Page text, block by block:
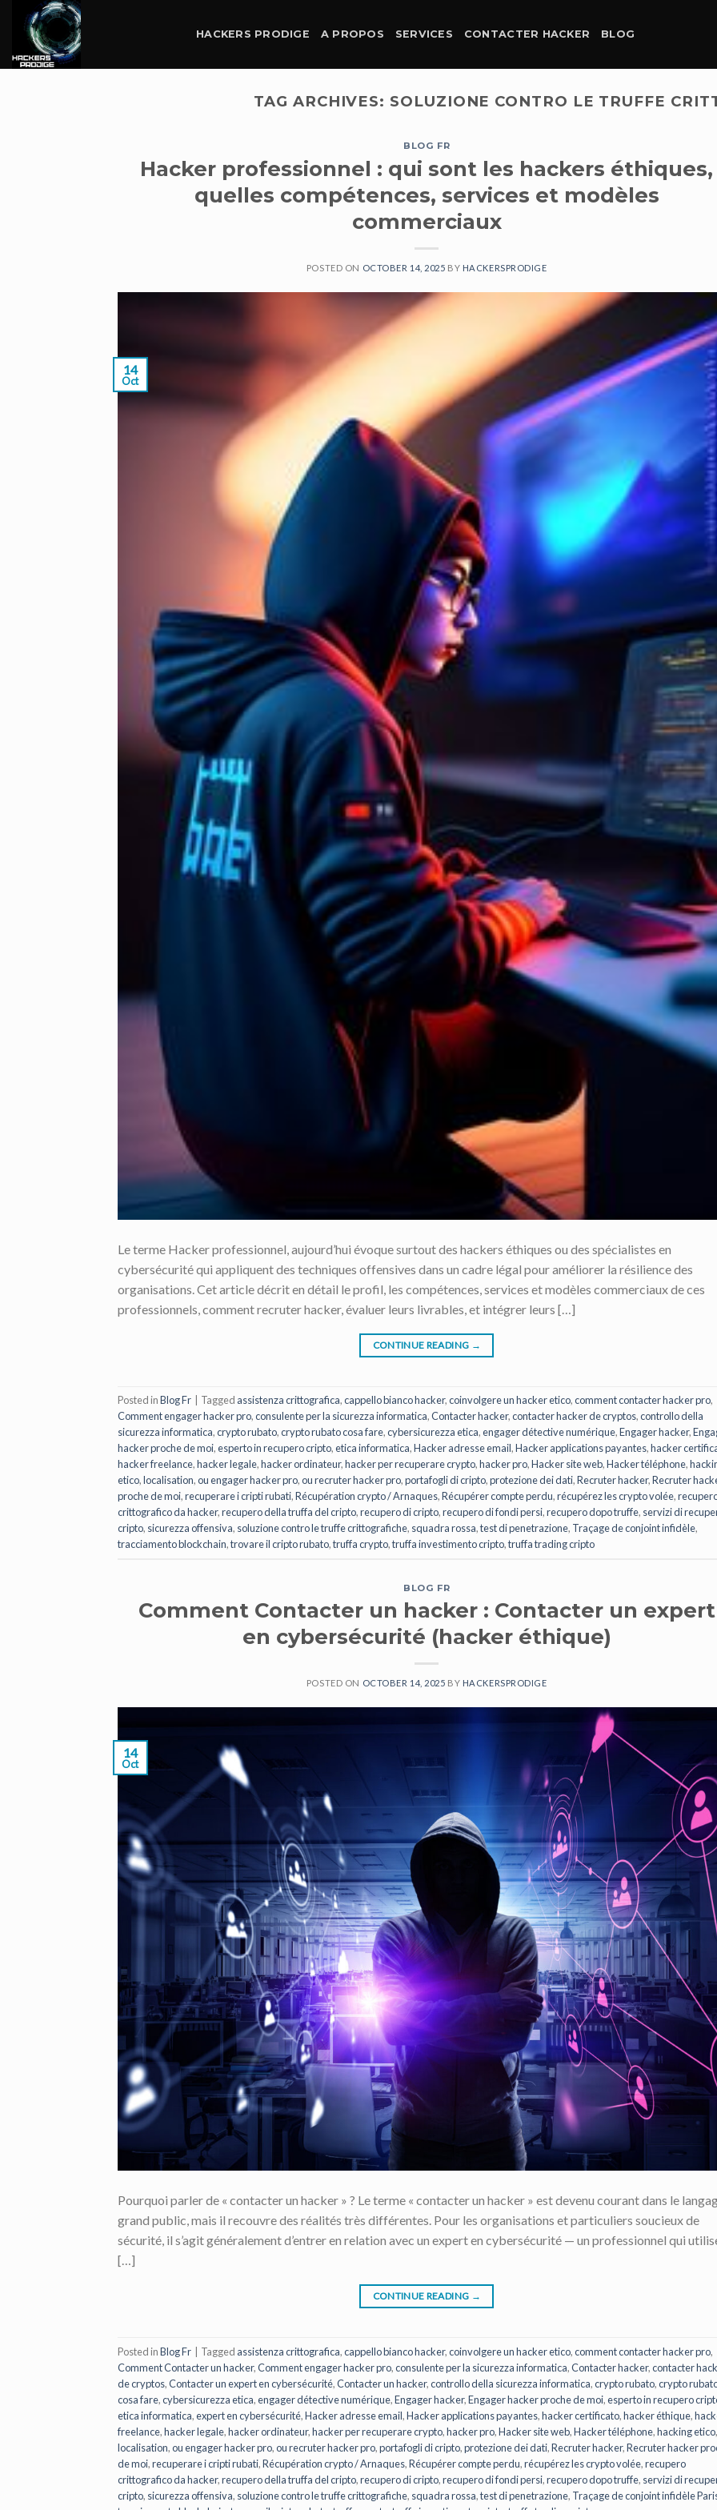
content
HACKERS PRODIGE A PROPOS SERVICES CONTACTER HACKER BLOG
TAG ARCHIVES: SOLUZIONE CONTRO LE TRUFFE
BLOG FR
Hacker professionnel : qui sont les hackers éthiques,
quelles compétences, services et modèles
commerciaux
POSTED ON OCTOBER 14, 2025 BY HACKERSPRODIGE
14
Oct
Le terme Hacker professionnel, aujourd’hui évoque surtout des hackers éthiques ou des spécialistes en
cybersécurité qui appliquent des techniques offensives dans un cadre légal pour améliorer la résilience des
organisations. Cet article décrit en détail le profil, les compétences, services et modèles commerciaux de ces
professionnels, comment recruter hacker, évaluer leurs livrables, et intégrer leurs […]
CONTINUE READING →
Posted inBlog Fr Tagged assistenza crittografica,cappello bianco hacker,coinvolgere un hacker etico,comment contacter hacker pro,
Comment engager hacker pro,consulente per la sicurezza informatica,Contacter hacker,contacter hacker de cryptos,controllo della
sicurezza informatica,crypto rubato,crypto rubato cosa fare,cybersicurezza etica,engager détective numérique,Engager hacker,
hacker proche de moi,esperto in recupero cripto,etica informatica,Hacker adresse email,Hacker applications payantes,hacker
hacker freelance,hacker legale,hacker ordinateur,hacker per recuperare crypto,hacker pro,Hacker site web,Hacker téléphone,
etico,localisation,ou engager hacker pro,ou recruter hacker pro,portafogli di cripto,protezione dei dati,Recruter hacker,Recruter
proche de moi,recuperare i cripti rubati,Récupération crypto / Arnaques,Récupérer compte perdu,récupérez les crypto volée,
crittografico da hacker,recupero della truffa del cripto,recupero di cripto,recupero di fondi persi,recupero dopo truffe, servizi di
cripto, sicurezza offensiva, soluzione contro le truffe crittografiche, squadra rossa,test di penetrazione, Traçage de conjoint infidèle,
tracciamento blockchain,trovare il cripto rubato,truffa crypto,truffa investimento cripto,truffa trading cripto
BLOG FR
Comment Contacter un hacker : Contacter un expert
en cybersécurité (hacker éthique)
POSTED ON OCTOBER 14, 2025 BY HACKERSPRODIGE
14
Oct
Pourquoi parler de « contacter un hacker » ? Le terme « contacter un hacker » est devenu courant dans le
grand public, mais il recouvre des réalités très différentes. Pour les organisations et particuliers soucieux de
sécurité, il s’agit généralement d’entrer en relation avec un expert en cybersécurité — un professionnel qui
[…]
CONTINUE READING →
Posted inBlog Fr Tagged assistenza crittografica,cappello bianco hacker,coinvolgere un hacker etico,comment contacter hacker pro,
Comment Contacter un hacker,Comment engager hacker pro,consulente per la sicurezza informatica,Contacter hacker,contacter
de cryptos,Contacter un expert en cybersécurité,Contacter un hacker,controllo della sicurezza informatica,crypto rubato,crypto
cosa fare,cybersicurezza etica,engager détective numérique,Engager hacker,Engager hacker proche de moi,esperto in recupero
etica informatica,expert en cybersécurité,Hacker adresse email,Hacker applications payantes,hacker certificato,hacker éthique,
freelance,hacker legale,hacker ordinateur,hacker per recuperare crypto,hacker pro,Hacker site web,Hacker téléphone,hacking etico,
localisation,ou engager hacker pro,ou recruter hacker pro,portafogli di cripto,protezione dei dati,Recruter hacker,Recruter hacker
de moi,recuperare i cripti rubati,Récupération crypto / Arnaques,Récupérer compte perdu,récupérez les crypto volée,recupero
crittografico da hacker,recupero della truffa del cripto,recupero di cripto,recupero di fondi persi,recupero dopo truffe, servizi di
cripto, sicurezza offensiva, soluzione contro le truffe crittografiche, squadra rossa,test di penetrazione, Traçage de conjoint infidèle